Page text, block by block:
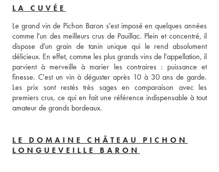
LA CUVÉE
Le grand vin de Pichon Baron s'est imposé en quelques années
comme l'un des meilleurs crus de Pauillac. Plein et concentré, il
dispose d'un grain de tanin unique qui le rend absolument
délicieux. En effet, comme les plus grands vins de l'appellation, il
parvient à merveille à marier les contraires : puissance et
finesse. C'est un vin à déguster après 10 à 30 ans de garde.
Les prix sont restés très sages en comparaison avec les
premiers crus, ce qui en fait une référence indispensable à tout
amateur de grands bordeaux.
LE DOMAINE CHÂTEAU PICHON
LONGUEVEILLE BARON